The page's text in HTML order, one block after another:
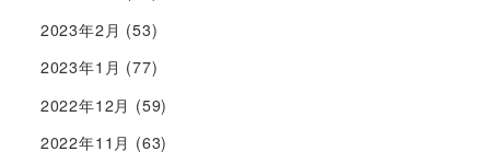
2023年2月 (53)
2023年1月 (77)
2022年12月 (59)
2022年11月 (63)